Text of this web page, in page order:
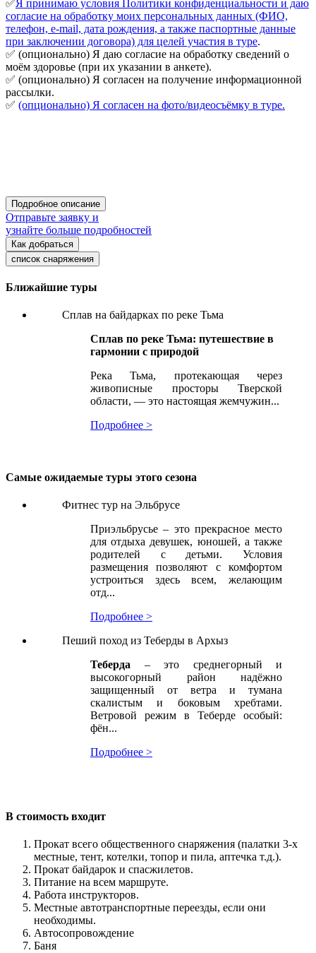
✅Я принимаю условия Политики конфиденциальности и даю
согласие на обработку моих персональных данных (ФИО,
телефон, e-mail, дата рождения, а также паспортные данные
при заключении договора) для целей участия в туре.
✅ (опционально) Я даю согласие на обработку сведений о
моём здоровье (при их указании в анкете).
✅ (опционально) Я согласен на получение информационной
рассылки.
✅ (опционально) Я согласен на фото/видеосъёмку в туре.
Подробное описание
Отправьте заявку и
узнайте больше подробностей
Как добраться
список снаряжения
Ближайшие туры
Сплав на байдарках по реке Тьма
Сплав по реке Тьма: путешествие в
гармонии с природой
Река Тьма, протекающая через
живописные просторы Тверской
области, — это настоящая жемчужин...
Подробнее >
Самые ожидаемые туры этого сезона
Фитнес тур на Эльбрусе
Приэльбрусье – это прекрасное место
для отдыха девушек, юношей, а также
родителей с детьми. Условия
размещения позволяют с комфортом
устроиться здесь всем, желающим
отд...
Подробнее >
Пеший поход из Теберды в Архыз
Теберда – это среднегорный и
высокогорный район надёжно
защищенный от ветра и тумана
скалистым и боковым хребтами.
Ветровой режим в Теберде особый:
фён...
Подробнее >
В стоимость входит
Прокат всего общественного снаряжения (палатки 3-х
местные, тент, котелки, топор и пила, аптечка т.д.).
Прокат байдарок и спасжилетов.
Питание на всем маршруте.
Работа инструкторов.
Местные автотранспортные переезды, если они
необходимы.
Автосопровождение
Баня